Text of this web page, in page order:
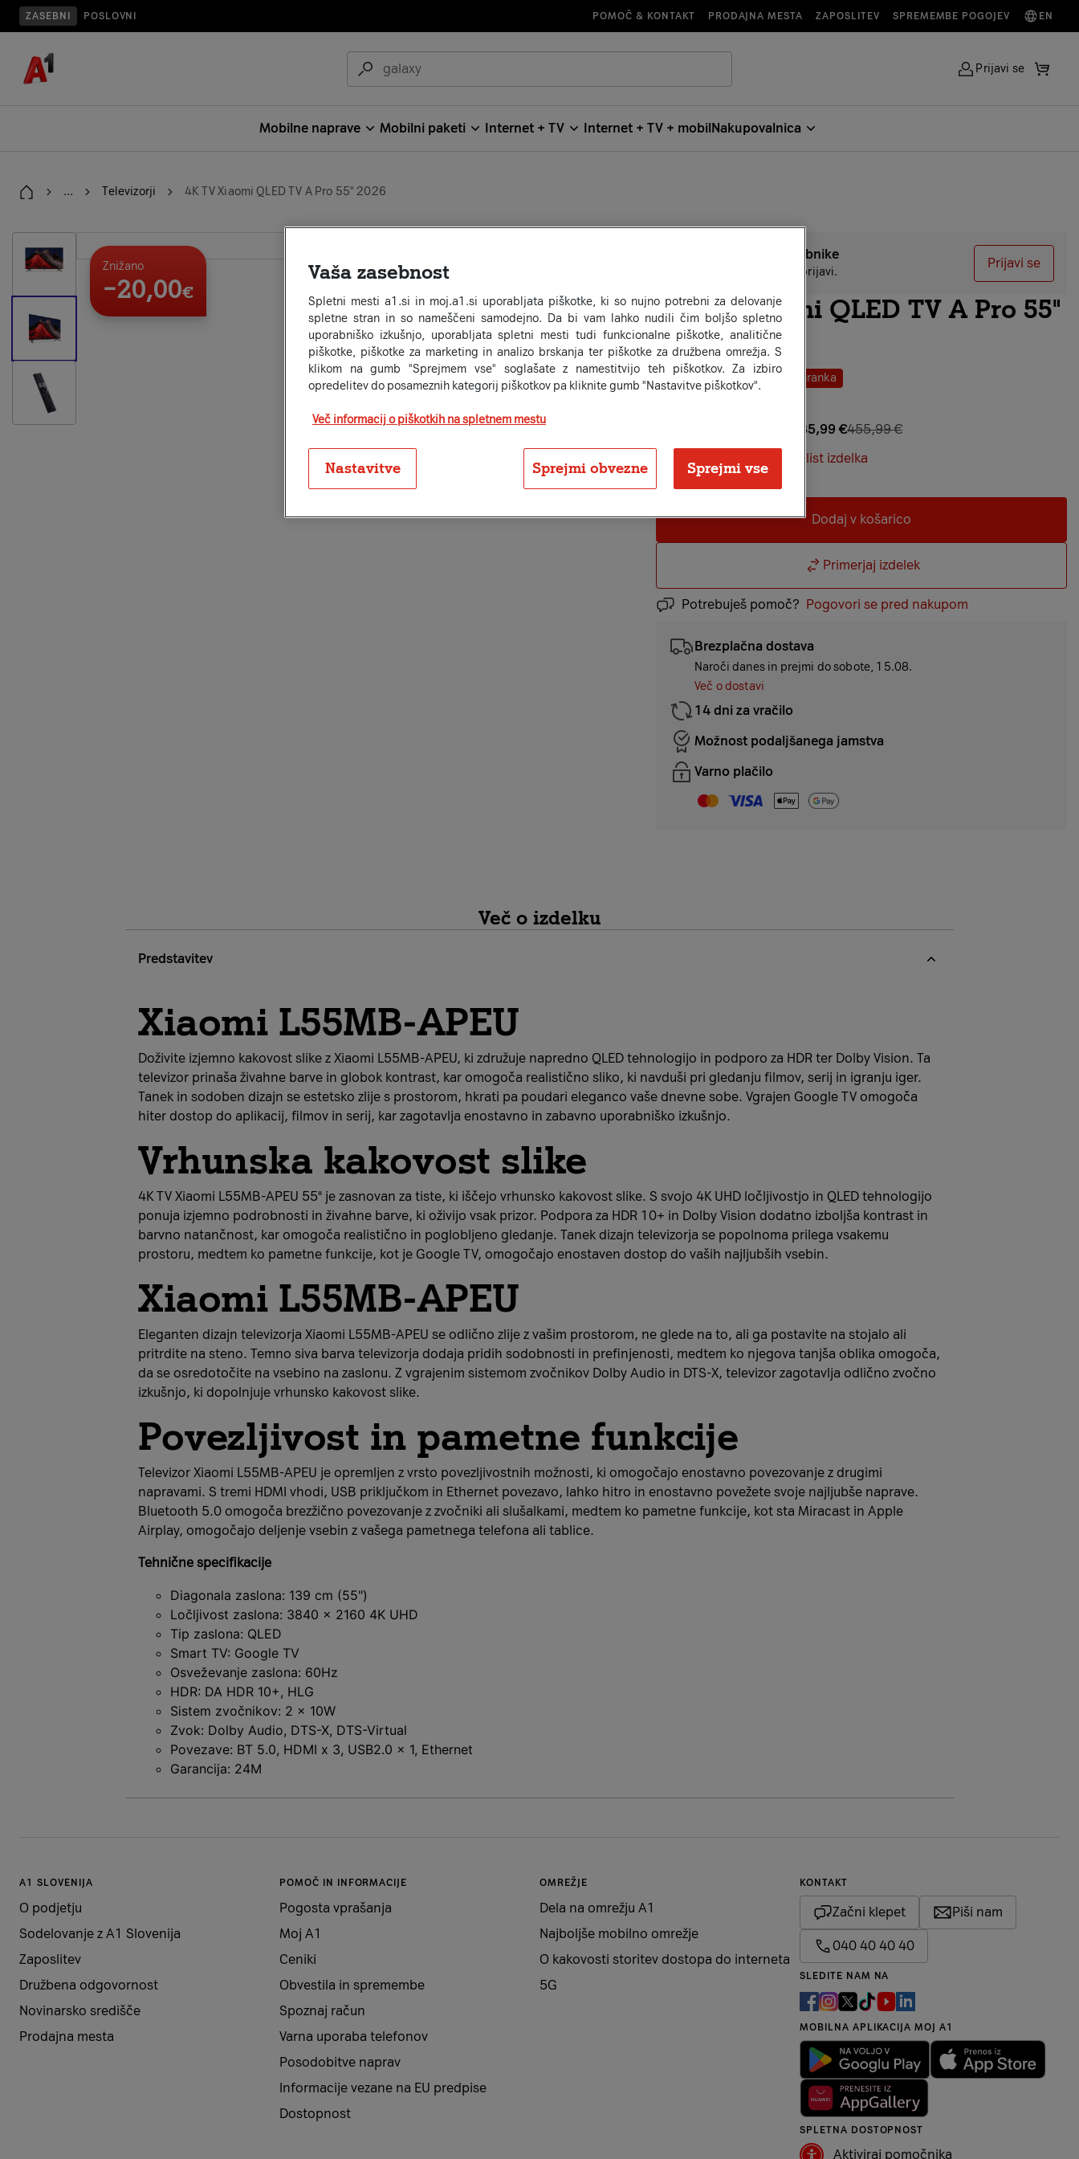
ZASEBNI POSLOVNI POMOČ & KONTAKT PRODAJNA MESTA ZAPOSLITEV SPREMEMBE POGOJEV EN
Mobilne naprave Mobilni paketi Internet + TV Internet + TV + mobilNakupovalnica
Prijavi se
Home
... Televizorji 4K TV Xiaomi QLED TV A Pro 55" 2026
Znižano
−20,00€
galerija stran 2 Samo za A1 uporabnike
Za nakup izdelka se prijavi.
Prijavi se
4K TV Xiaomi QLED TV A Pro 55"
2026
ID: 134790
37,99 € × 12 20,00 € prihranka
435,99 €455,99 €
Informacijski list izdelka
Na zalogi
Dodaj v košarico
Primerjaj izdelek
Potrebuješ pomoč? Pogovori se pred nakupom
Brezplačna dostava
Naroči danes in prejmi dosobote, 15.08.
Več o dostavi
14 dni za vračilo
Možnost podaljšanega jamstva
Varno plačilo
Več o izdelku
Predstavitev
Xiaomi L55MB-APEU
Doživite izjemno kakovost slike z Xiaomi L55MB-APEU, ki združuje napredno QLED tehnologijo in podporo za HDR ter Dolby Vision. Ta
televizor prinaša živahne barve in globok kontrast, kar omogoča realistično sliko, ki navduši pri gledanju filmov, serij in igranju iger.
Tanek in sodoben dizajn se estetsko zlije s prostorom, hkrati pa poudari eleganco vaše dnevne sobe. Vgrajen Google TV omogoča
hiter dostop do aplikacij, filmov in serij, kar zagotavlja enostavno in zabavno uporabniško izkušnjo.
Vrhunska kakovost slike
4K TV Xiaomi L55MB-APEU 55" je zasnovan za tiste, ki iščejo vrhunsko kakovost slike. S svojo 4K UHD ločljivostjo in QLED tehnologijo
ponuja izjemno podrobnosti in živahne barve, ki oživijo vsak prizor. Podpora za HDR 10+ in Dolby Vision dodatno izboljša kontrast in
barvno natančnost, kar omogoča realistično in poglobljeno gledanje. Tanek dizajn televizorja se popolnoma prilega vsakemu
prostoru, medtem ko pametne funkcije, kot je Google TV, omogočajo enostaven dostop do vaših najljubših vsebin.
Xiaomi L55MB-APEU
Eleganten dizajn televizorja Xiaomi L55MB-APEU se odlično zlije z vašim prostorom, ne glede na to, ali ga postavite na stojalo ali
pritrdite na steno. Temno siva barva televizorja dodaja pridih sodobnosti in prefinjenosti, medtem ko njegova tanjša oblika omogoča,
da se osredotočite na vsebino na zaslonu. Z vgrajenim sistemom zvočnikov Dolby Audio in DTS-X, televizor zagotavlja odlično zvočno
izkušnjo, ki dopolnjuje vrhunsko kakovost slike.
Povezljivost in pametne funkcije
Televizor Xiaomi L55MB-APEU je opremljen z vrsto povezljivostnih možnosti, ki omogočajo enostavno povezovanje z drugimi
napravami. S tremi HDMI vhodi, USB priključkom in Ethernet povezavo, lahko hitro in enostavno povežete svoje najljubše naprave.
Bluetooth 5.0 omogoča brezžično povezovanje z zvočniki ali slušalkami, medtem ko pametne funkcije, kot sta Miracast in Apple
Airplay, omogočajo deljenje vsebin z vašega pametnega telefona ali tablice.
Tehnične specifikacije
Diagonala zaslona: 139 cm (55")
Ločljivost zaslona: 3840 x 2160 4K UHD
Tip zaslona: QLED
Smart TV: Google TV
Osveževanje zaslona: 60Hz
HDR: DA HDR 10+, HLG
Sistem zvočnikov: 2 x 10W
Zvok: Dolby Audio, DTS-X, DTS-Virtual
Povezave: BT 5.0, HDMI x 3, USB2.0 x 1, Ethernet
Garancija: 24M
A1 SLOVENIJA
O podjetju
Sodelovanje z A1 Slovenija
Zaposlitev
Družbena odgovornost
Novinarsko središče
Prodajna mesta
POMOČ IN INFORMACIJE
Pogosta vprašanja
Moj A1
Ceniki
Obvestila in spremembe
Spoznaj račun
Varna uporaba telefonov
Posodobitve naprav
Informacije vezane na EU predpise
Dostopnost
OMREŽJE
Dela na omrežju A1
Najboljše mobilno omrežje
O kakovosti storitev dostopa do interneta
5G
KONTAKT
Začni klepet Piši nam
040 40 40 40
SLEDITE NAM NA
MOBILNA APLIKACIJA MOJ A1
SPLETNA DOSTOPNOST
Aktiviraj pomočnika
Vaša zasebnost
Spletni mesti a1.si in moj.a1.si uporabljata piškotke, ki so nujno potrebni za delovanje
spletne stran in so nameščeni samodejno. Da bi vam lahko nudili čim boljšo spletno
uporabniško izkušnjo, uporabljata spletni mesti tudi funkcionalne piškotke, analitične
piškotke, piškotke za marketing in analizo brskanja ter piškotke za družbena omrežja. S
klikom na gumb "Sprejmem vse" soglašate z namestitvijo teh piškotkov. Za izbiro
opredelitev do posameznih kategorij piškotkov pa kliknite gumb "Nastavitve piškotkov".
Več informacij o piškotkih na spletnem mestu
Nastavitve Sprejmi obvezne Sprejmi vse